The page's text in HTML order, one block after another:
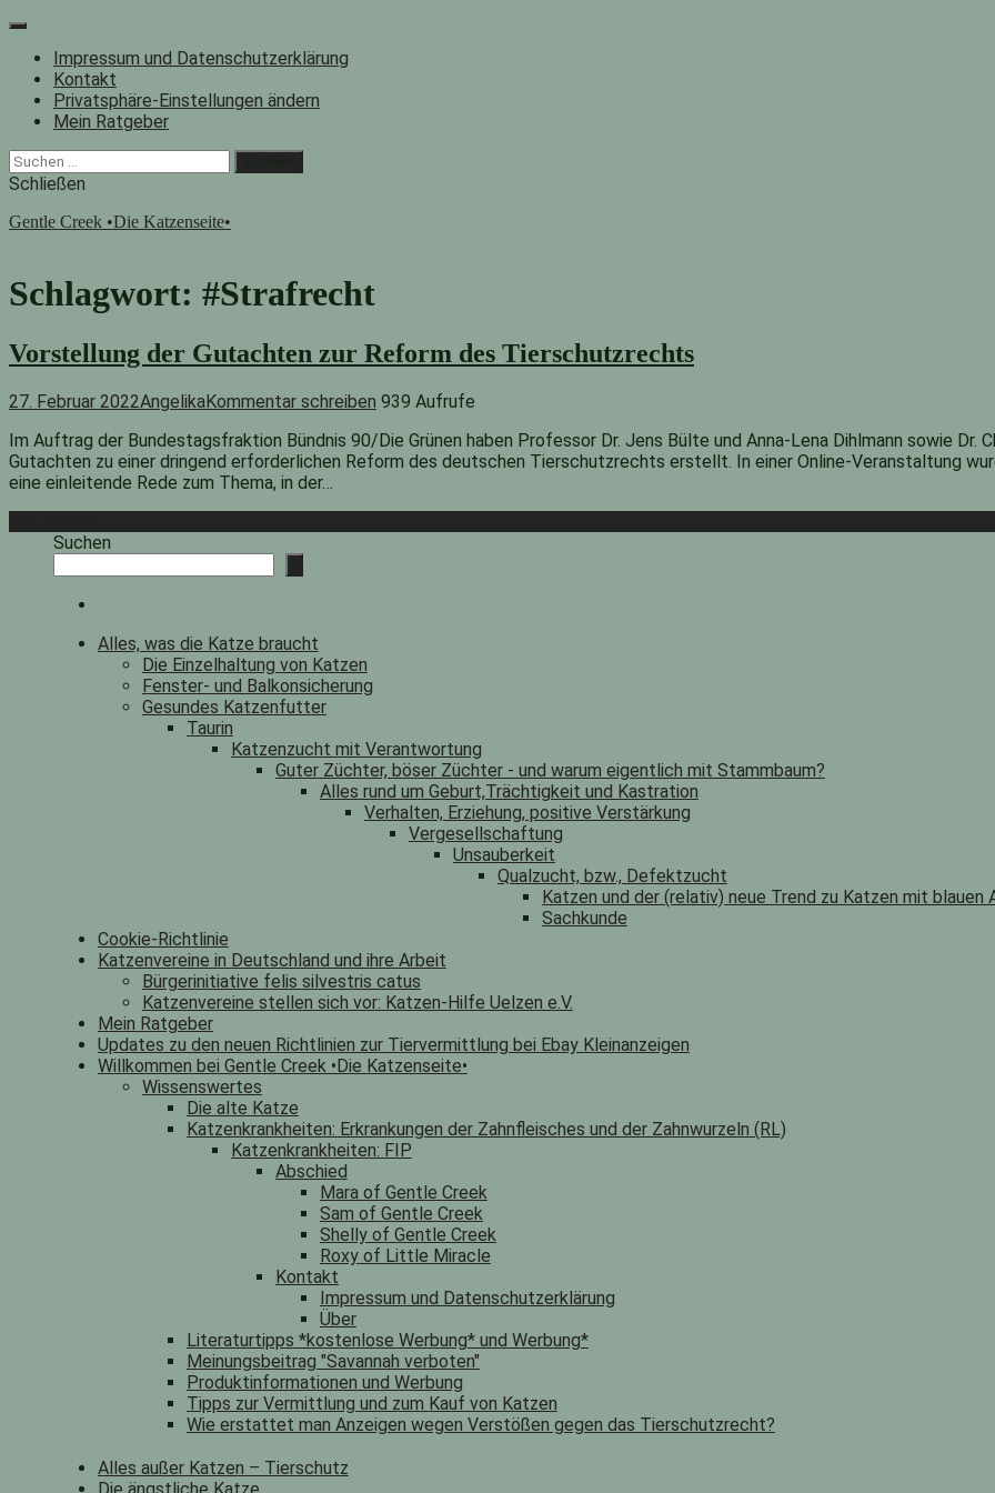
Zum
springenImpressum und Datenschutzerklärung
Kontakt
Privatsphäre-Einstellungen ändern
Mein Ratgeber
Facebook
Instagram
"Suche"-
Button
Suchen
nach:
Schließen
Gentle Creek •Die Katzenseite•
Schlagwort: #Strafrecht
Vorstellung der Gutachten zur Reform des Tierschutzrechts
27. Februar 2022AngelikaKommentar schreiben 939 Aufrufe
Im Auftrag der Bundestagsfraktion Bündnis 90/Die Grünen haben Professor Dr. Jens Bülte und Anna-Lena Dihlmann sowie Dr.
Gutachten zu einer dringend erforderlichen Reform des deutschen Tierschutzrechts erstellt. In einer Online-Veranstaltung
eine einleitende Rede zum Thema, in der…
Suchen
Alles, was die Katze braucht
Die Einzelhaltung von Katzen
Fenster- und Balkonsicherung
Gesundes Katzenfutter
Taurin
Katzenzucht mit Verantwortung
Guter Züchter, böser Züchter - und warum eigentlich mit Stammbaum?
Alles rund um Geburt,Trächtigkeit und Kastration
Verhalten, Erziehung, positive Verstärkung
Vergesellschaftung
Unsauberkeit
Qualzucht, bzw., Defektzucht
Katzen und der (relativ) neue Trend zu Katzen mit blauen
Sachkunde
Cookie-Richtlinie
Katzenvereine in Deutschland und ihre Arbeit
Bürgerinitiative felis silvestris catus
Katzenvereine stellen sich vor: Katzen-Hilfe Uelzen e.V.
Mein Ratgeber
Updates zu den neuen Richtlinien zur Tiervermittlung bei Ebay Kleinanzeigen
Willkommen bei Gentle Creek •Die Katzenseite•
Wissenswertes
Die alte Katze
Katzenkrankheiten: Erkrankungen der Zahnfleisches und der Zahnwurzeln (RL)
Katzenkrankheiten: FIP
Abschied
Mara of Gentle Creek
Sam of Gentle Creek
Shelly of Gentle Creek
Roxy of Little Miracle
Kontakt
Impressum und Datenschutzerklärung
Über
Literaturtipps *kostenlose Werbung* und Werbung*
Meinungsbeitrag "Savannah verboten"
Produktinformationen und Werbung
Tipps zur Vermittlung und zum Kauf von Katzen
Wie erstattet man Anzeigen wegen Verstößen gegen das Tierschutzrecht?
Alles außer Katzen – Tierschutz
Die ängstliche Katze